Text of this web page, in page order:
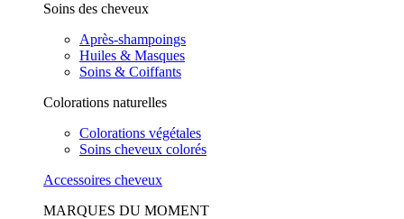
Soins des cheveux
Après-shampoings
Huiles & Masques
Soins & Coiffants
Colorations naturelles
Colorations végétales
Soins cheveux colorés
Accessoires cheveux
MARQUES DU MOMENT